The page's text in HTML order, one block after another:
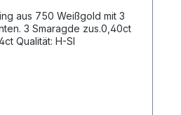
aus 750 Weißgold mit 3
3 Smaragde zus.0,40ct
Qualität: H-SI